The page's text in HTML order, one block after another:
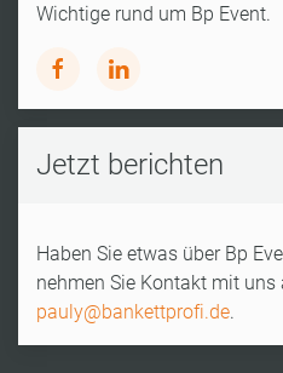
Wichtige rund um Bp Event.
Jetzt berichten
Haben Sie etwas über Bp
nehmen Sie Kontakt mit uns
pauly@bankettprofi.de.